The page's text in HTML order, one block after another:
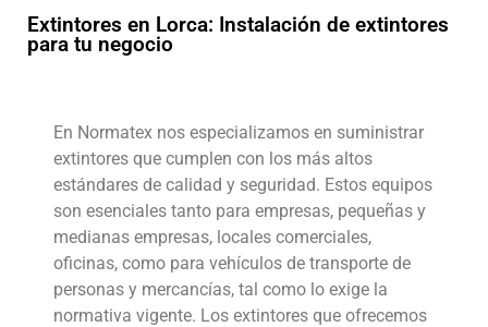
Extintores en Lorca: Instalación de extintores
para tu negocio
En Normatex nos especializamos en suministrar
extintores que cumplen con los más altos
estándares de calidad y seguridad. Estos equipos
son esenciales tanto para empresas, pequeñas y
medianas empresas, locales comerciales,
oficinas, como para vehículos de transporte de
personas y mercancías, tal como lo exige la
normativa vigente. Los extintores que ofrecemos